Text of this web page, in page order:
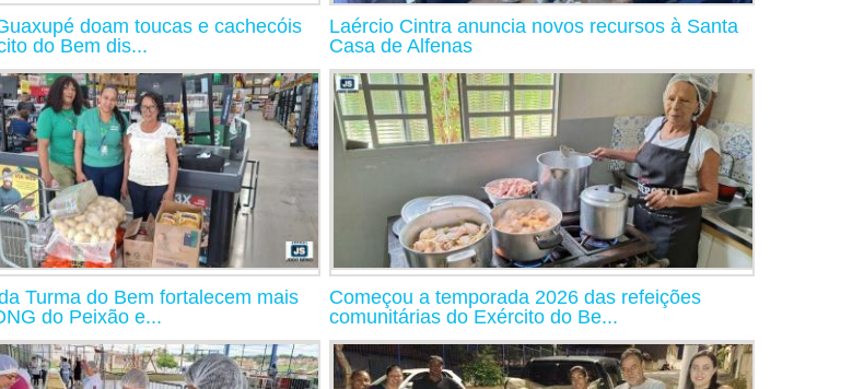
doam toucas e cachecóis
do Bem dis...
Laércio Cintra anuncia novos recursos à Santa
Casa de Alfenas
Turma do Bem fortalecem mais
do Peixão e...
Começou a temporada 2026 das refeições
comunitárias do Exército do Be...